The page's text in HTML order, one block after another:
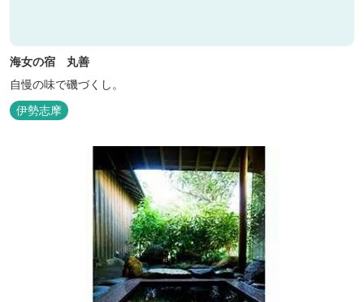
海女の宿 丸善
自慢の味で磯づくし。
伊勢志摩